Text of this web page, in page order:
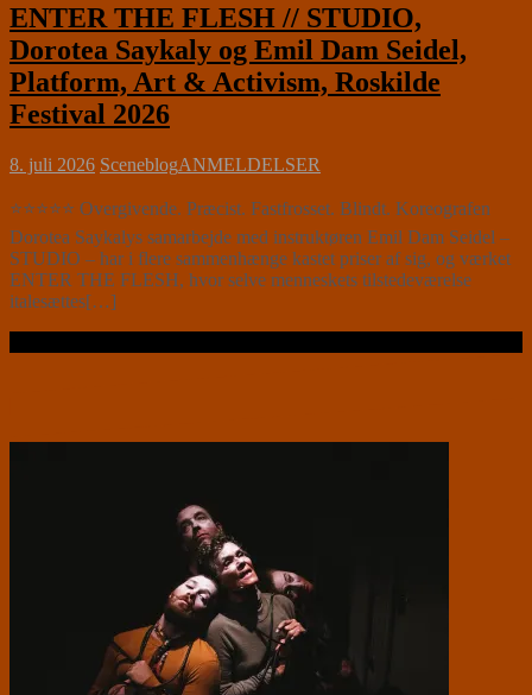
ENTER THE FLESH // STUDIO,
Dorotea Saykaly og Emil Dam Seidel,
Platform, Art & Activism, Roskilde
Festival 2026
8. juli 2026 SceneblogANMELDELSER
⭐⭐⭐⭐⭐ Overgivende. Præcist. Fastfrosset. Blindt. Koreografen
Dorotea Saykalys samarbejde med instruktøren Emil Dam Seidel –
STUDIO – har i flere sammenhænge kastet priser af sig, og værket
ENTER THE FLESH, hvor selve menneskets tilstedeværelse
italesættes[…]